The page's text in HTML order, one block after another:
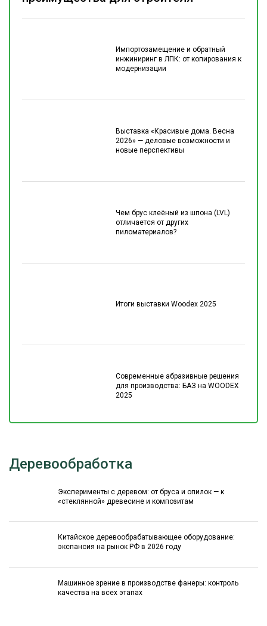
Импортозамещение и обратный
инжиниринг в ЛПК: от копирования к
модернизации
Выставка «Красивые дома. Весна
2026» — деловые возможности и
новые перспективы
Чем брус клеёный из шпона (LVL)
отличается от других
пиломатериалов?
Итоги выставки Woodex 2025
Современные абразивные решения
для производства: БАЗ на WOODEX
2025
Деревообработка
Эксперименты с деревом: от бруса и опилок — к
«стеклянной» древесине и композитам
Китайское деревообрабатывающее оборудование:
экспансия на рынок РФ в 2026 году
Машинное зрение в производстве фанеры: контроль
качества на всех этапах